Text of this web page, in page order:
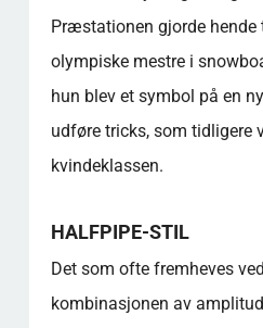
Præstationen gjorde hende
olympiske mestre i
hun blev et symbol på en
udføre tricks, som tidligere
kvindeklassen.
HALFPIPE-STIL
Det som ofte fremheves
kombinasjonen av